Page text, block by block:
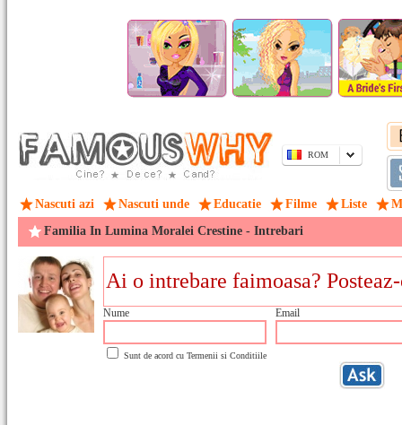
ROM
Nascuti azi Nascuti unde Educatie Filme Liste
Familia In Lumina Moralei Crestine - Intrebari
Nume Email
Sunt de acord cu Termenii si Conditiile